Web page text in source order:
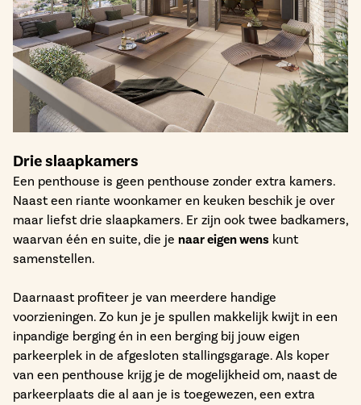
Drie slaapkamers
Een penthouse is geen penthouse zonder extra kamers.
Naast een riante woonkamer en keuken beschik je over
maar liefst drie slaapkamers. Er zijn ook twee badkamers,
waarvan één en suite, die je naar eigen wens kunt
samenstellen.
Daarnaast profiteer je van meerdere handige
voorzieningen. Zo kun je je spullen makkelijk kwijt in een
inpandige berging én in een berging bij jouw eigen
parkeerplek in de afgesloten stallingsgarage. Als koper
van een penthouse krijg je de mogelijkheid om, naast de
parkeerplaats die al aan je is toegewezen, een extra